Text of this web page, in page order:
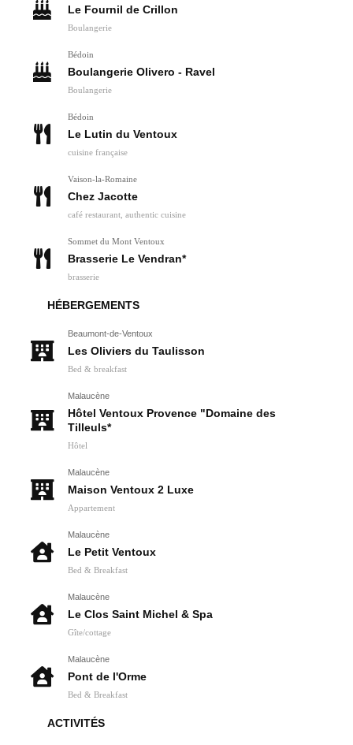
Le Fournil de Crillon
Boulangerie
Bédoin
Boulangerie Olivero - Ravel
Boulangerie
Bédoin
Le Lutin du Ventoux
cuisine française
Vaison-la-Romaine
Chez Jacotte
café restaurant, authentic cuisine
Sommet du Mont Ventoux
Brasserie Le Vendran*
brasserie
HÉBERGEMENTS
Beaumont-de-Ventoux
Les Oliviers du Taulisson
Bed & breakfast
Malaucène
Hôtel Ventoux Provence "Domaine des
Tilleuls*
Hôtel
Malaucène
Maison Ventoux 2 Luxe
Appartement
Malaucène
Le Petit Ventoux
Bed & Breakfast
Malaucène
Le Clos Saint Michel & Spa
Gîte/cottage
Malaucène
Pont de l'Orme
Bed & Breakfast
ACTIVITÉS